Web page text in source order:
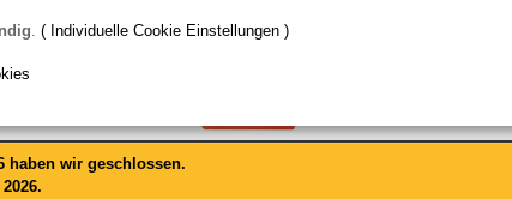
haben wir geschlossen.
. ( Individuelle Cookie Einstellungen )